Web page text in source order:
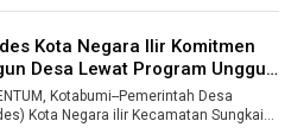
Kota Negara Ilir Komitmen
Desa Lewat Program Unggul
Kotabumi--Pemerintah Desa
Kota Negara ilir Kecamatan Sungkai